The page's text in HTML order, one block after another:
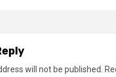
will not be published.